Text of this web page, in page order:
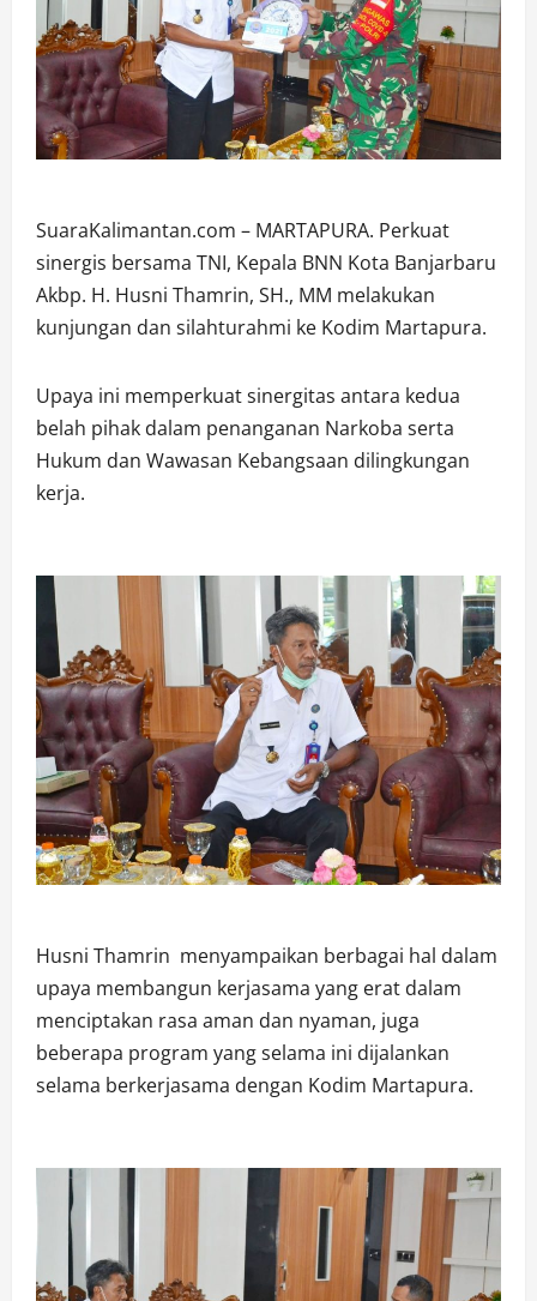
SuaraKalimantan.com – MARTAPURA. Perkuat
sinergis bersama TNI, Kepala BNN Kota Banjarbaru
Akbp. H. Husni Thamrin, SH., MM melakukan
kunjungan dan silahturahmi ke Kodim Martapura.
Upaya ini memperkuat sinergitas antara kedua
belah pihak dalam penanganan Narkoba serta
Hukum dan Wawasan Kebangsaan dilingkungan
kerja.
Husni Thamrin menyampaikan berbagai hal dalam
upaya membangun kerjasama yang erat dalam
menciptakan rasa aman dan nyaman, juga
beberapa program yang selama ini dijalankan
selama berkerjasama dengan Kodim Martapura.